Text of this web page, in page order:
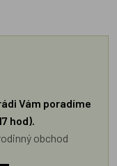
Vám poradíme
hod).
obchod